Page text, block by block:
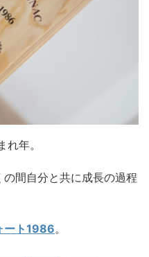
年。
間自分と共に成長の過程
ート1986。